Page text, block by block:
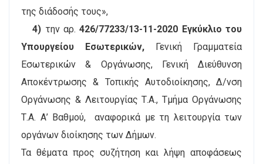
της διάδοσής τους»,
4) την αρ.426/77233/13-11-2020 Εγκύκλιο του
Υπουργείου Εσωτερικών, Γενική Γραμματεία
Εσωτερικών & Οργάνωσης, Γενική Διεύθυνση
Αποκέντρωσης & Τοπικής Αυτοδιοίκησης, Δ/νση
Οργάνωσης & Λειτουργίας Τ.Α., Τμήμα Οργάνωσης
Τ.Α. Α’ Βαθμού, αναφορικά με τη λειτουργία των
οργάνων διοίκησης των Δήμων.
Τα θέματα προς συζήτηση και λήψη αποφάσεως